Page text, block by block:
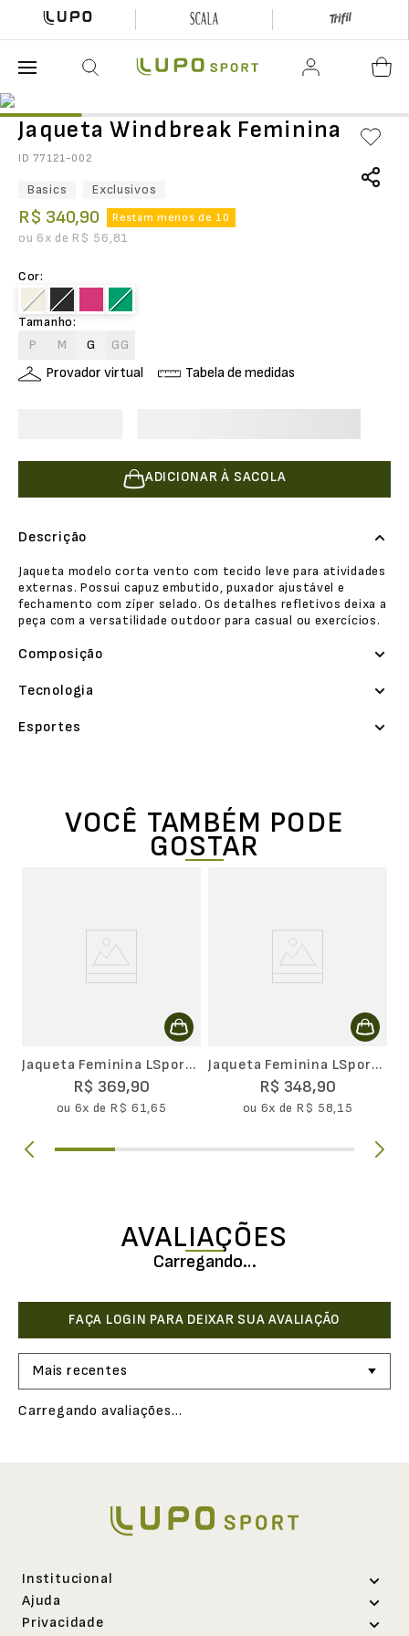
Jaqueta Windbreak Feminina
ID 77121-002
Basics Exclusivos
R$ 340,90 Restam menos de 10
ou 6x de R$ 56,81
Cor:
Tamanho:
P
M G GG
Provador virtual Tabela de medidas
ADICIONAR À SACOLA
Descrição
Jaqueta modelo corta vento com tecido leve para atividades
externas. Possui capuz embutido, puxador ajustável e
fechamento com zíper selado. Os detalhes refletivos deixa a
peça com a versatilidade outdoor para casual ou exercícios.
Composição
Tecnologia
Esportes
VOCÊ TAMBÉM PODE
GOSTAR
Jaqueta Feminina LSport
Meio Zíper com Capuz
R$ 369,90
ou 6x de R$ 61,65
Jaqueta Feminina LSport
Pace Selada
R$ 348,90
ou 6x de R$ 58,15
AVALIAÇÕES
Carregando…
Mais recentes
Carregando avaliações…
Institucional
Sobre a Lupo
Ajuda
Privacidade